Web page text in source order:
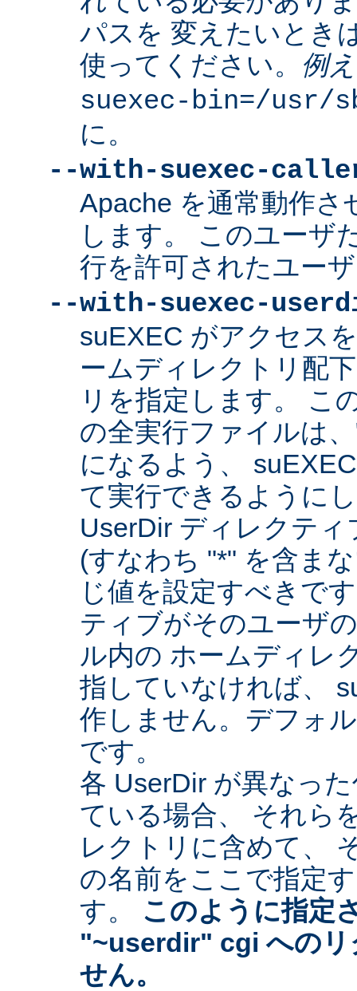
パスを 変えたいとき
使ってください。 例
suexec-bin=/usr/
に。
--with-suexec-
Apache を通常動作さ
します。 このユーザ
行を許可されたユー
--with-suexec-
suEXEC がアクセス
ームディレクトリ配
リを指定します。 こ
の全実行ファイルは
になるよう、
て実行できるように
UserDir ディレクテ
(すなわち "*" を含ま
じ値を設定すべきで
ティブがそのユーザ
ル内の ホームディレ
指していなければ、
作しません。デフォ
です。
各 UserDir が異なっ
ている場合、 それら
レクトリに含めて、
の名前をここで指定
す。 このように指定
"~userdir" cgi へのリ
せん。